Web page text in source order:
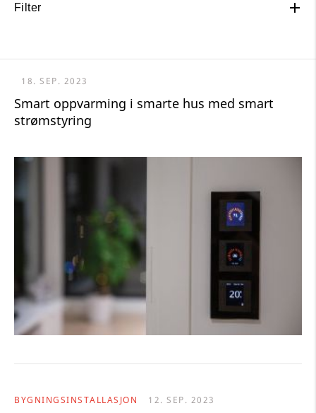
Filter
18. SEP. 2023
Smart oppvarming i smarte hus med smart
strømstyring
BYGNINGSINSTALLASJON 12. SEP. 2023